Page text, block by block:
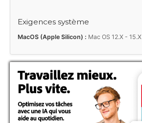
Exigences système
MacOS (Apple Silicon) : Mac OS 12.X - 15.X